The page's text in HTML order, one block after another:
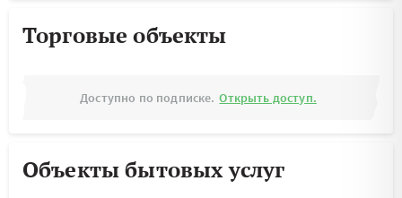
Торговые объекты
Доступно по подписке. Открыть доступ.
Объекты бытовых услуг